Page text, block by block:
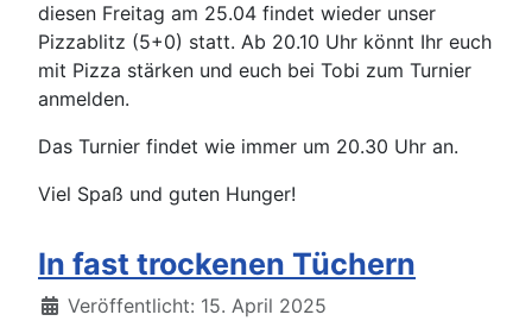
diesen Freitag am 25.04 findet wieder unser
Pizzablitz (5+0) statt. Ab 20.10 Uhr könnt Ihr euch
mit Pizza stärken und euch bei Tobi zum Turnier
anmelden.
Das Turnier findet wie immer um 20.30 Uhr an.
Viel Spaß und guten Hunger!
In fast trockenen Tüchern
Details
Veröffentlicht: 15. April 2025